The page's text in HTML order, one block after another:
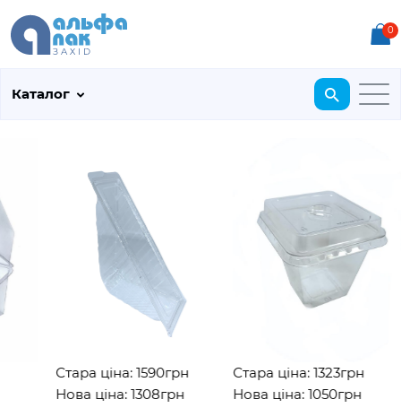
0
Каталог
Стара ціна: 1590грн
Нова ціна: 1308грн
Стара ціна: 1323грн
Нова ціна: 1050грн